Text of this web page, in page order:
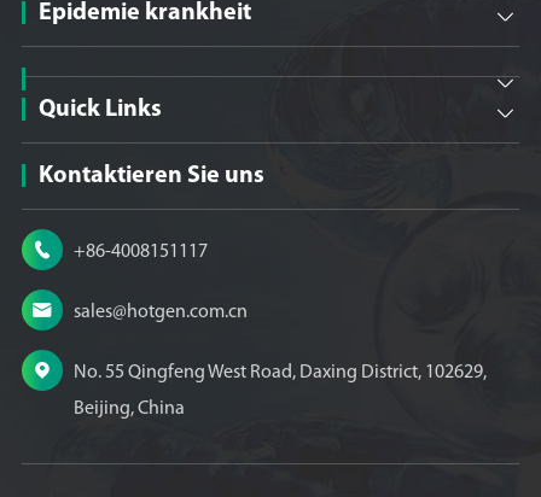
Epidemie krankheit 

Quick Links 
Kontaktieren Sie uns
 +86-4008151117
 sales@hotgen.com.cn

No. 55 Qingfeng West Road, Daxing District, 102629,
Beijing, China